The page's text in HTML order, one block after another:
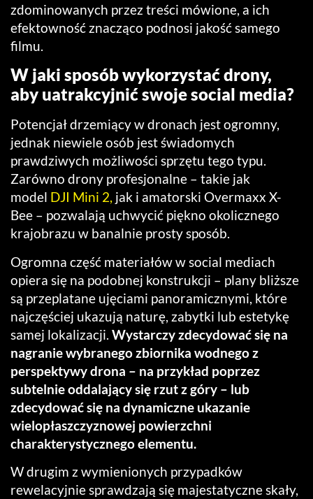
zdominowanych przez treści mówione, a ich
efektowność znacząco podnosi jakość samego
filmu.
W jaki sposób wykorzystać drony,
aby uatrakcyjnić swoje social media?
Potencjał drzemiący w dronach jest ogromny,
jednak niewiele osób jest świadomych
prawdziwych możliwości sprzętu tego typu.
Zarówno drony profesjonalne – takie jak
model DJI Mini 2, jak i amatorski Overmaxx X-
Bee – pozwalają uchwycić piękno okolicznego
krajobrazu w banalnie prosty sposób.
Ogromna część materiałów w social mediach
opiera się na podobnej konstrukcji – plany bliższe
są przeplatane ujęciami panoramicznymi, które
najczęściej ukazują naturę, zabytki lub estetykę
samej lokalizacji. Wystarczy zdecydować się na
nagranie wybranego zbiornika wodnego z
perspektywy drona – na przykład poprzez
subtelnie oddalający się rzut z góry – lub
zdecydować się na dynamiczne ukazanie
wielopłaszczyznowej powierzchni
charakterystycznego elementu.
W drugim z wymienionych przypadków
rewelacyjnie sprawdzają się majestatyczne skały,